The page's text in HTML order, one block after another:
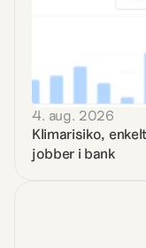
4. aug. 2026
Klimarisiko,
jobber i bank